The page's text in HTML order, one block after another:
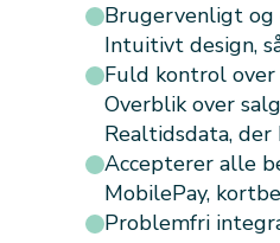
Brugervenligt
Intuitivt design,
Fuld kontrol
Overblik over
Realtidsdata,
Accepterer alle
MobilePay,
Problemfri